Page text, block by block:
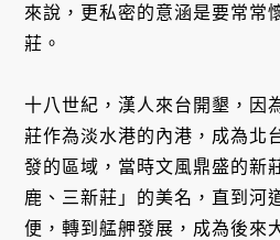
來說，更私密的意涵是要常
莊。
十八世紀，漢人來台開墾，因
莊作為淡水港的內港，成為北
發的區域，當時文風鼎盛的新
鹿、三新莊」的美名，直到河
便，轉到艋舺發展，成為後來